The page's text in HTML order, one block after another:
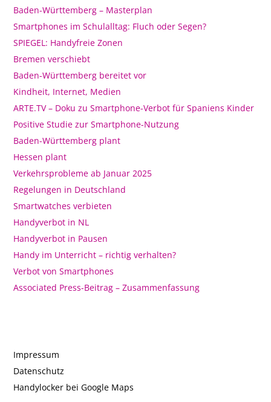
Baden-Württemberg – Masterplan
Smartphones im Schulalltag: Fluch oder Segen?
SPIEGEL: Handyfreie Zonen
Bremen verschiebt
Baden-Württemberg bereitet vor
Kindheit, Internet, Medien
ARTE.TV – Doku zu Smartphone-Verbot für Spaniens Kinder
Positive Studie zur Smartphone-Nutzung
Baden-Württemberg plant
Hessen plant
Verkehrsprobleme ab Januar 2025
Regelungen in Deutschland
Smartwatches verbieten
Handyverbot in NL
Handyverbot in Pausen
Handy im Unterricht – richtig verhalten?
Verbot von Smartphones
Associated Press-Beitrag – Zusammenfassung
Impressum
Datenschutz
Handylocker bei Google Maps